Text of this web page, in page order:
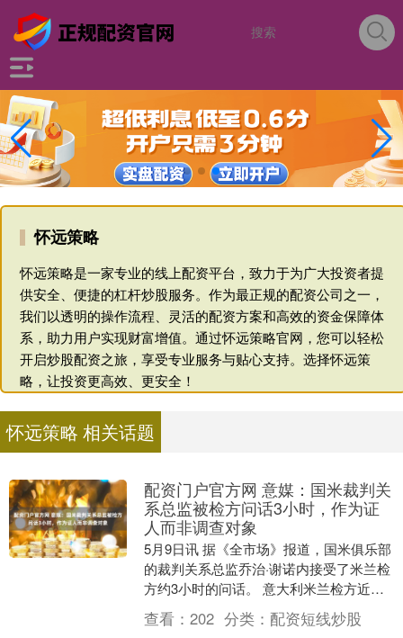
怀远策略
怀远策略是一家专业的线上配资平台，致力于为广大投资者提
供安全、便捷的杠杆炒股服务。作为最正规的配资公司之一，
我们以透明的操作流程、灵活的配资方案和高效的资金保障体
系，助力用户实现财富增值。通过怀远策略官网，您可以轻松
开启炒股配资之旅，享受专业服务与贴心支持。选择怀远策
略，让投资更高效、更安全！
怀远策略 相关话题
配资门户官方网 意媒：国米裁判关
系总监被检方问话3小时，作为证
人而非调查对象
5月9日讯 据《全市场》报道，国米俱乐部
的裁判关系总监乔治·谢诺内接受了米兰检
方约3小时的问话。 意大利米兰检方近日
正在调查意大利裁判界的问题，此前意大
利裁判指....
查看： 202 分类： 配资短线炒股